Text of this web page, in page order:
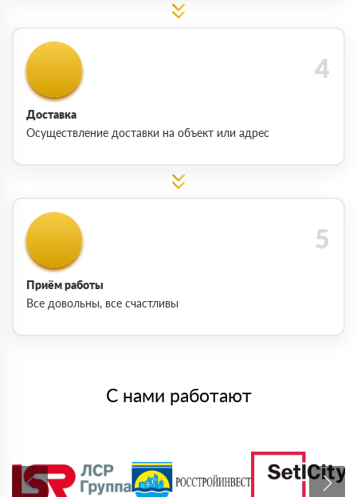
Доставка
Осуществление доставки на объект или адрес
Приём работы
Все довольны, все счастливы
С нами работают